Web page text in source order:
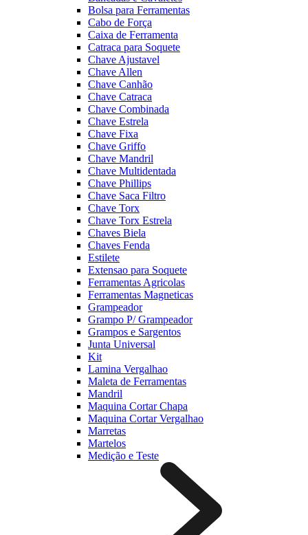
Bolsa para Ferramentas
Cabo de Força
Caixa de Ferramenta
Catraca para Soquete
Chave Ajustavel
Chave Allen
Chave Canhão
Chave Catraca
Chave Combinada
Chave Estrela
Chave Fixa
Chave Griffo
Chave Mandril
Chave Multidentada
Chave Phillips
Chave Saca Filtro
Chave Torx
Chave Torx Estrela
Chaves Biela
Chaves Fenda
Estilete
Extensao para Soquete
Ferramentas Agricolas
Ferramentas Magneticas
Grampeador
Grampo P/ Grampeador
Grampos e Sargentos
Junta Universal
Kit
Lamina Vergalhao
Maleta de Ferramentas
Mandril
Maquina Cortar Chapa
Maquina Cortar Vergalhao
Marretas
Martelos
Medição e Teste